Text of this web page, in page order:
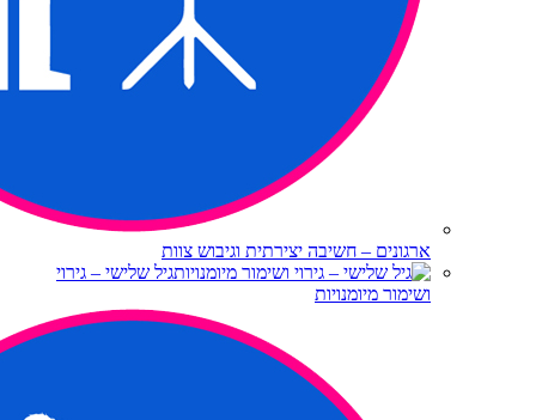
ארגונים – חשיבה יצירתית וגיבוש צוות
גיל שלישי – גירוי
ושימור מיומנויות